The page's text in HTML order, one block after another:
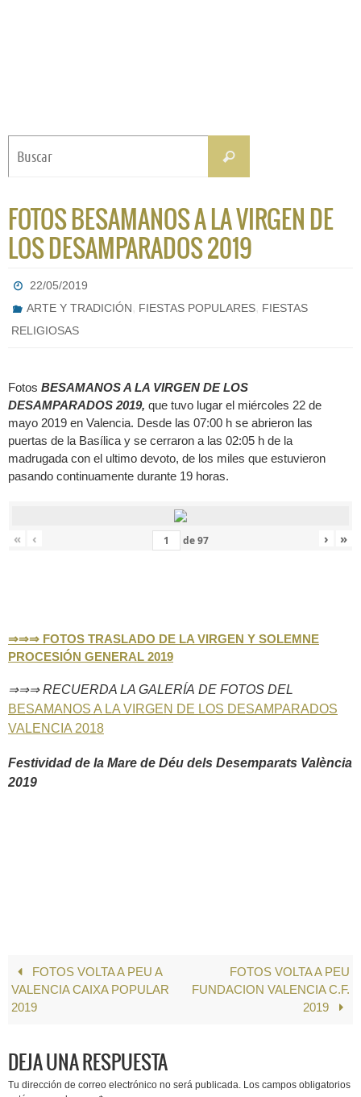
Buscar
FOTOS BESAMANOS A LA VIRGEN DE
LOS DESAMPARADOS 2019
22/05/2019
ARTE Y TRADICIÓN, FIESTAS POPULARES, FIESTAS
RELIGIOSAS
Fotos BESAMANOS A LA VIRGEN DE LOS
DESAMPARADOS 2019, que tuvo lugar el miércoles 22 de
mayo 2019 en Valencia. Desde las 07:00 h se abrieron las
puertas de la Basílica y se cerraron a las 02:05 h de la
madrugada con el ultimo devoto, de los miles que estuvieron
pasando continuamente durante 19 horas.
« ‹ de97 › »
⇒⇒⇒ FOTOS TRASLADO DE LA VIRGEN Y SOLEMNE
PROCESIÓN GENERAL 2019
⇒⇒⇒RECUERDA LA GALERÍA DE FOTOS DEL
BESAMANOS A LA VIRGEN DE LOS DESAMPARADOS
VALENCIA 2018
Festividad de la Mare de Déu dels Desemparats València
2019
FOTOS VOLTA A PEU A
VALENCIA CAIXA POPULAR
2019
FOTOS VOLTA A PEU
FUNDACION VALENCIA C.F.
2019
DEJA UNA RESPUESTA
Tu dirección de correo electrónico no será publicada. Los campos obligatorios